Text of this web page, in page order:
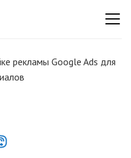
рекламы Google Ads для